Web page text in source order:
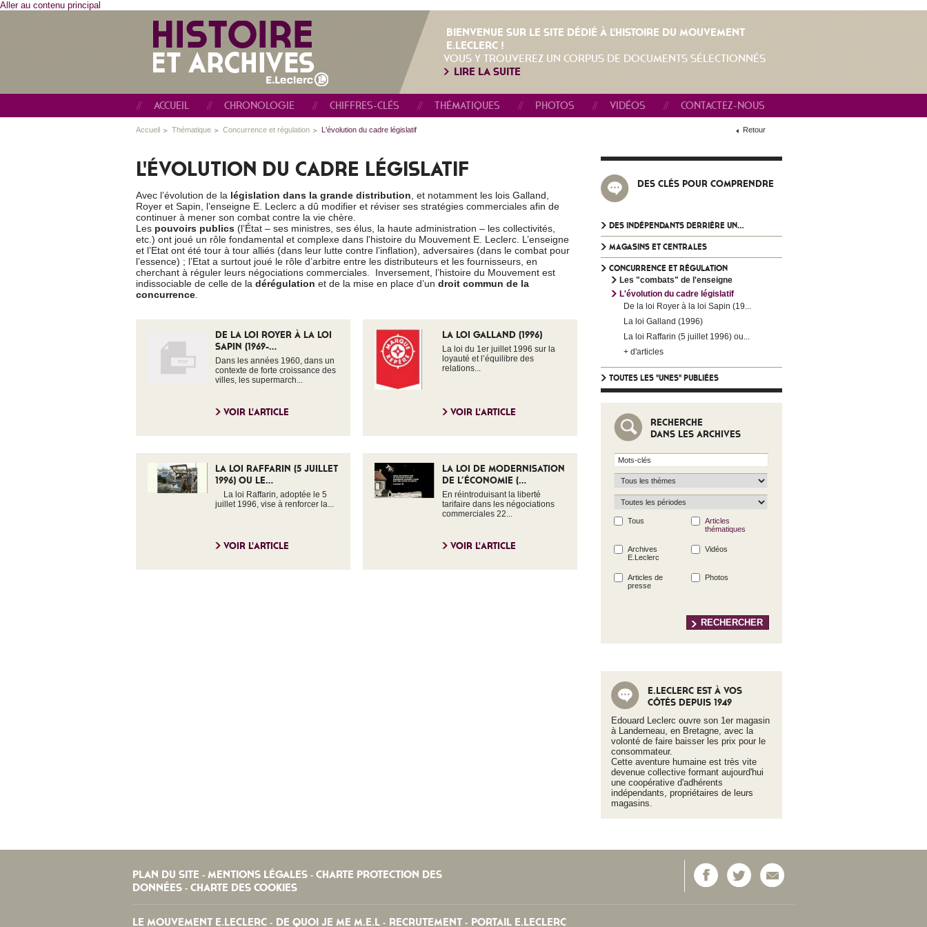
Aller au contenu principal
BIENVENUE SUR LE SITE DÉDIÉ À L'HISTOIRE DU MOUVEMENT
E.LECLERC !
VOUS Y TROUVEREZ UN CORPUS DE DOCUMENTS SÉLECTIONNÉS
LIRE LA SUITE
ACCUEIL CHRONOLOGIE CHIFFRES-CLÉS THÉMATIQUES PHOTOS VIDÉOS CONTACTEZ-NOUS
Accueil Thématique Concurrence et régulation L'évolution du cadre législatif Retour
L'ÉVOLUTION DU CADRE LÉGISLATIF
Avec l’évolution de la législation dans la grande distribution , et notamment les lois Galland,
Royer et Sapin, l’enseigne E. Leclerc a dû modifier et réviser ses stratégies commerciales afin de
continuer à mener son combat contre la vie chère.
Les pouvoirs publics (l’État – ses ministres, ses élus, la haute administration – les collectivités,
etc.) ont joué un rôle fondamental et complexe dans l'histoire du Mouvement E. Leclerc. L’enseigne
et l’Etat ont été tour à tour alliés (dans leur lutte contre l’inflation), adversaires (dans le combat pour
l’essence) ; l’Etat a surtout joué le rôle d’arbitre entre les distributeurs et les fournisseurs, en
cherchant à réguler leurs négociations commerciales. Inversement, l’histoire du Mouvement est
indissociable de celle de la dérégulation et de la mise en place d’un droit commun de la
concurrence
DE LA LOI ROYER À LA LOI
SAPIN (1969-...
Dans les années 1960, dans un
contexte de forte croissance des
villes, les supermarch...
VOIR L'ARTICLE
LA LOI GALLAND (1996)
La loi du 1er juillet 1996 sur la
loyauté et l’équilibre des
relations...
VOIR L'ARTICLE
LA LOI RAFFARIN (5 JUILLET
1996) OU LE...
La loi Raffarin, adoptée le 5
juillet 1996, vise à renforcer la...
VOIR L'ARTICLE
LA LOI DE MODERNISATION
DE L’ÉCONOMIE (...
En réintroduisant la liberté
tarifaire dans les négociations
commerciales 22...
VOIR L'ARTICLE
DES CLÉS POUR COMPRENDRE
DES INDÉPENDANTS DERRIÈRE UN...
MAGASINS ET CENTRALES
CONCURRENCE ET RÉGULATION
Les "combats" de l'enseigne
L'évolution du cadre législatif
De la loi Royer à la loi Sapin (19...
La loi Galland (1996)
La loi Raffarin (5 juillet 1996) ou...
+ d'articles
TOUTES LES "UNES" PUBLIÉES
RECHERCHE
DANS LES ARCHIVES
Tous
Articles
thématiques
Archives
E.Leclerc
Vidéos
Articles de
presse
Photos
E.LECLERC EST À VOS
CÔTÉS DEPUIS 1949
Edouard Leclerc ouvre son 1er magasin
à Landerneau, en Bretagne, avec la
volonté de faire baisser les prix pour le
consommateur.
Cette aventure humaine est très vite
devenue collective formant aujourd'hui
une coopérative d'adhérents
indépendants, propriétaires de leurs
magasins.
PLAN DU SITE - MENTIONS LÉGALES - CHARTE PROTECTION DES
DONNÉES - CHARTE DES COOKIES
LE MOUVEMENT E.LECLERC - DE QUOI JE ME M.E.L - RECRUTEMENT - PORTAIL E.LECLERC